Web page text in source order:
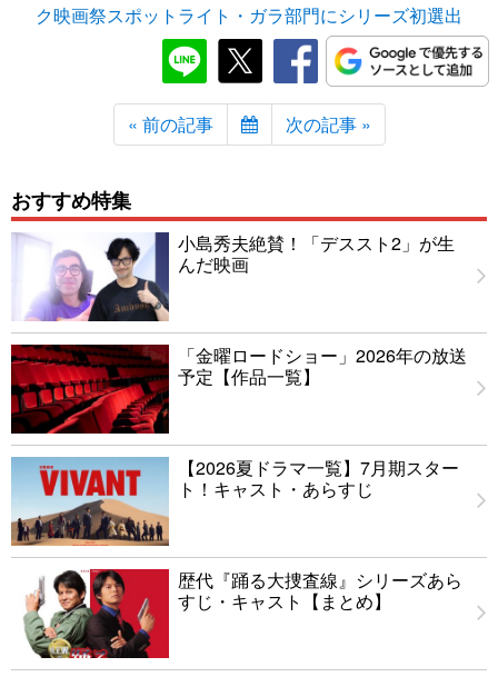
ク映画祭スポットライト・ガラ部門にシリーズ初選出
« 前の記事 次の記事 »
おすすめ特集
小島秀夫絶賛！「デススト2」が生
んだ映画
「金曜ロードショー」2026年の放送
予定【作品一覧】
【2026夏ドラマ一覧】7月期スター
ト！キャスト・あらすじ
歴代『踊る大捜査線』シリーズあら
すじ・キャスト【まとめ】